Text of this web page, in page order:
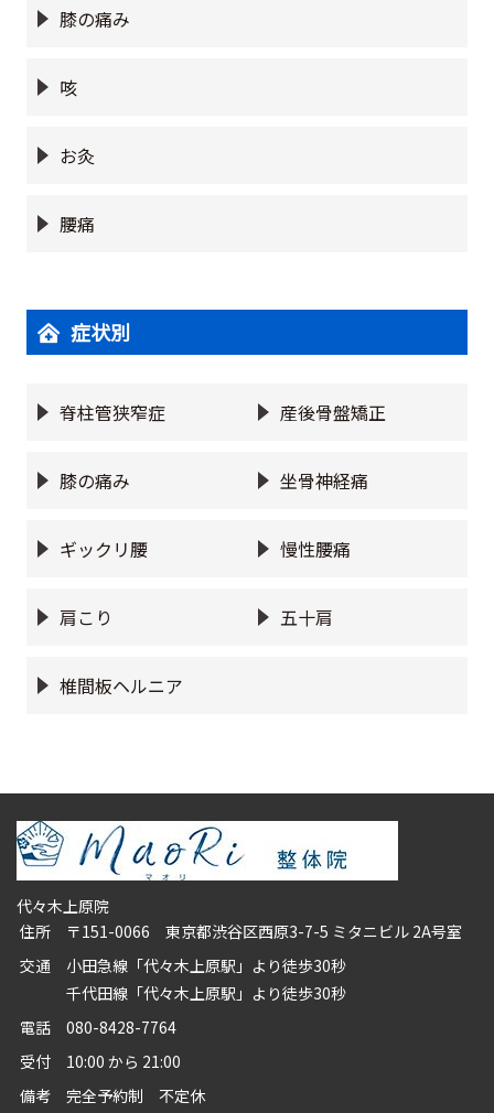
膝の痛み
咳
お灸
腰痛
症状別
脊柱管狭窄症 産後骨盤矯正
膝の痛み 坐骨神経痛
ギックリ腰 慢性腰痛
肩こり 五十肩
椎間板ヘルニア
代々木上原院
住所
〒151-0066 東京都渋谷区西原3-7-5 ミタニビル 2A号室
交通
小田急線「代々木上原駅」より徒歩30秒
千代田線「代々木上原駅」より徒歩30秒
電話
080-8428-7764
受付
10:00 から 21:00
備考
完全予約制 不定休